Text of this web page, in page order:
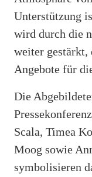
Unterstützung
wird durch die
weiter gestärkt,
Angebote für
Die
Scala, Timea
Moog sowie
symbolisieren